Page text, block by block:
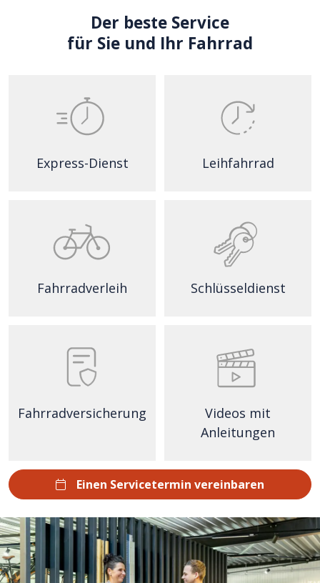
Der beste Service
für Sie und Ihr Fahrrad
Express-Dienst Leihfahrrad
Fahrradverleih Schlüsseldienst
Fahrradversicherung
Videos mit
Anleitungen
Einen Servicetermin vereinbaren